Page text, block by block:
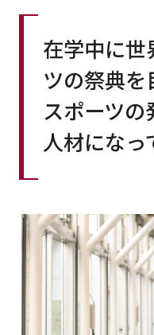
在学中に世
ツの祭典を
スポーツの
人材になっ